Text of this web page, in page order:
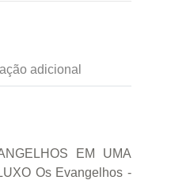
adicional
EM UMA
Os Evangelhos -